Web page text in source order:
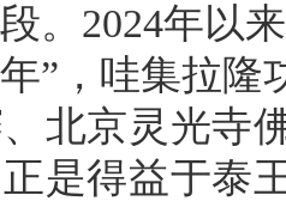
。2024年以
”，哇集拉
北京灵光寺
是得益于泰